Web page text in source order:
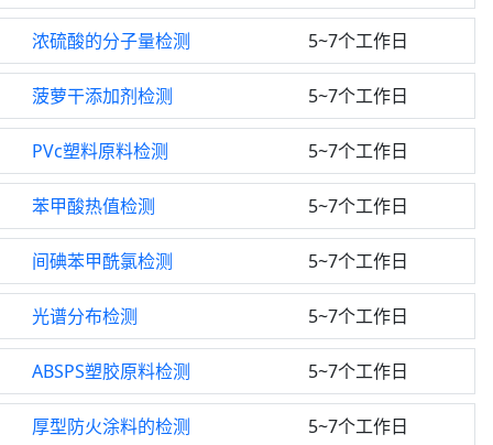
浓硫酸的分子量检测 5~7个工作日
菠萝干添加剂检测 5~7个工作日
PVc塑料原料检测 5~7个工作日
苯甲酸热值检测 5~7个工作日
间碘苯甲酰氯检测 5~7个工作日
光谱分布检测 5~7个工作日
ABSPS塑胶原料检测 5~7个工作日
厚型防火涂料的检测 5~7个工作日